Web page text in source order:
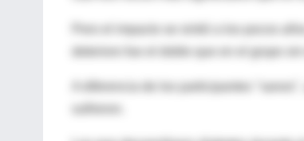
Pero el impacto se sintió a los pocos
deterioro fue el doble que en el grupo sin
A diferencia de los participantes